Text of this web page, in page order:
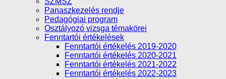
Panaszkezelés rendje
Pedagógiai program
Osztályozó vizsga témakörei
Fenntartói értékelések
Fenntartói értékelés 2019-2020
Fenntartói értékelés 2020-2021
Fenntartói értékelés 2021-2022
Fenntartói értékelés 2022-2023